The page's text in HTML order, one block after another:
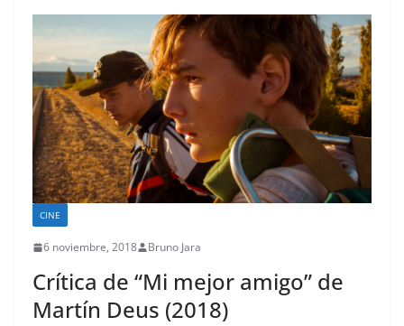
CINE
6 noviembre, 2018 Bruno Jara
Crítica de “Mi mejor amigo” de
Martín Deus (2018)